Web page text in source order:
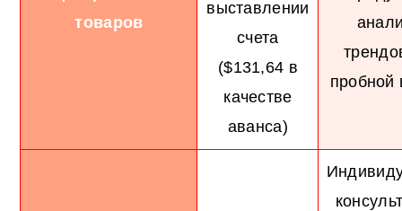
товаров
выставлении
счета
($131,64 в
качестве
аванса)
пробной